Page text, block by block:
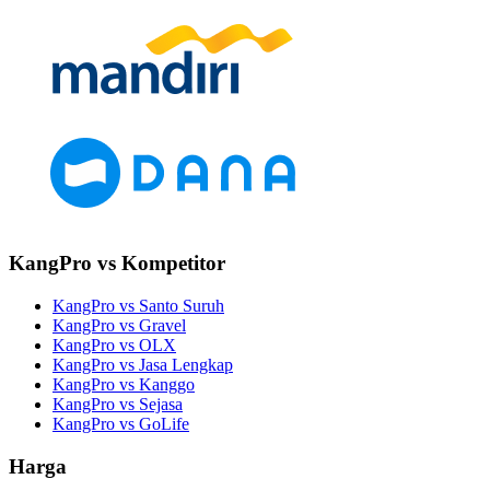
KangPro vs Kompetitor
KangPro vs Santo Suruh
KangPro vs Gravel
KangPro vs OLX
KangPro vs Jasa Lengkap
KangPro vs Kanggo
KangPro vs Sejasa
KangPro vs GoLife
Harga